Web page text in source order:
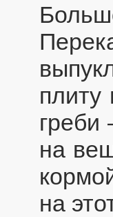
плиту
на
на